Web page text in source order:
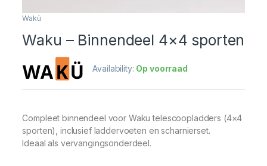
Wakü
Waku – Binnendeel 4×4 sporten
Availability: Op voorraad
Compleet binnendeel voor Waku telescoopladders (4×4
sporten), inclusief laddervoeten en scharnierset.
Ideaal als vervangingsonderdeel.